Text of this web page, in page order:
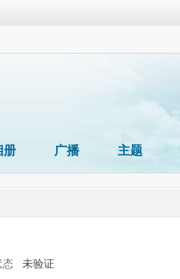
册 广播 主题
态 未验证